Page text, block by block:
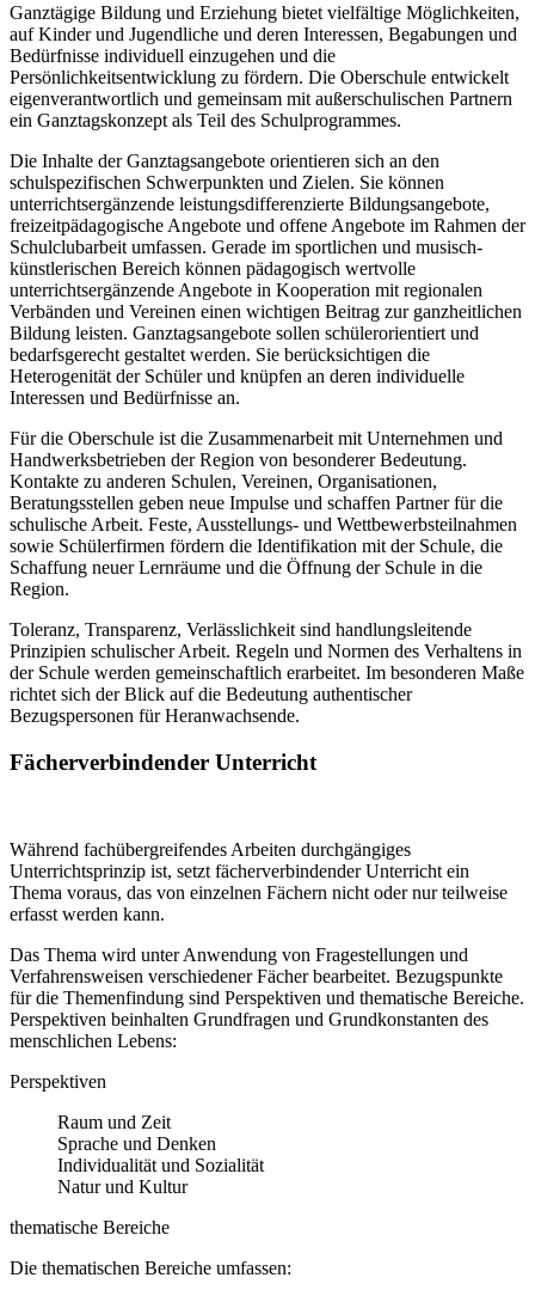
Ganztägige Bildung und Erziehung bietet vielfältige Möglichkeiten,
auf Kinder und Jugendliche und deren Interessen, Begabungen und
Bedürfnisse individuell einzugehen und die
Persönlichkeitsentwicklung zu fördern. Die Oberschule entwickelt
eigenverantwortlich und gemeinsam mit außerschulischen Partnern
ein Ganztagskonzept als Teil des Schulprogrammes.
Die Inhalte der Ganztagsangebote orientieren sich an den
schulspezifischen Schwerpunkten und Zielen. Sie können
unterrichtsergänzende leistungsdifferenzierte Bildungsangebote,
freizeitpädagogische Angebote und offene Angebote im Rahmen der
Schulclubarbeit umfassen. Gerade im sportlichen und musisch-
künstlerischen Bereich können pädagogisch wertvolle
unterrichtsergänzende Angebote in Kooperation mit regionalen
Verbänden und Vereinen einen wichtigen Beitrag zur ganzheitlichen
Bildung leisten. Ganztagsangebote sollen schülerorientiert und
bedarfsgerecht gestaltet werden. Sie berücksichtigen die
Heterogenität der Schüler und knüpfen an deren individuelle
Interessen und Bedürfnisse an.
Für die Oberschule ist die Zusammenarbeit mit Unternehmen und
Handwerksbetrieben der Region von besonderer Bedeutung.
Kontakte zu anderen Schulen, Vereinen, Organisationen,
Beratungsstellen geben neue Impulse und schaffen Partner für die
schulische Arbeit. Feste, Ausstellungs- und Wettbewerbsteilnahmen
sowie Schülerfirmen fördern die Identifikation mit der Schule, die
Schaffung neuer Lernräume und die Öffnung der Schule in die
Region.
Toleranz, Transparenz, Verlässlichkeit sind handlungsleitende
Prinzipien schulischer Arbeit. Regeln und Normen des Verhaltens in
der Schule werden gemeinschaftlich erarbeitet. Im besonderen Maße
richtet sich der Blick auf die Bedeutung authentischer
Bezugspersonen für Heranwachsende.
Fächerverbindender Unterricht
Während fachübergreifendes Arbeiten durchgängiges
Unterrichtsprinzip ist, setzt fächerverbindender Unterricht ein
Thema voraus, das von einzelnen Fächern nicht oder nur teilweise
erfasst werden kann.
Das Thema wird unter Anwendung von Fragestellungen und
Verfahrensweisen verschiedener Fächer bearbeitet. Bezugspunkte
für die Themenfindung sind Perspektiven und thematische Bereiche.
Perspektiven beinhalten Grundfragen und Grundkonstanten des
menschlichen Lebens:
Perspektiven
Raum und Zeit
Sprache und Denken
Individualität und Sozialität
Natur und Kultur
thematische Bereiche
Die thematischen Bereiche umfassen: